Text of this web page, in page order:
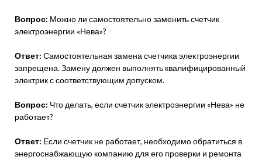
Вопрос: Можно ли самостоятельно заменить счетчик
электроэнергии «Нева»?
Ответ: Самостоятельная замена счетчика электроэнергии
запрещена. Замену должен выполнять квалифицированный
электрик с соответствующим допуском.
Вопрос: Что делать, если счетчик электроэнергии «Нева» не
работает?
Ответ: Если счетчик не работает, необходимо обратиться в
энергоснабжающую компанию для его проверки и ремонта